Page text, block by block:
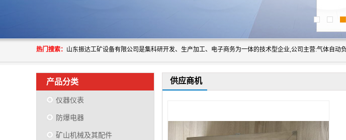
热门搜索：
产品分类
仪器仪表
防爆电器
矿山机械及其配件
供应商机